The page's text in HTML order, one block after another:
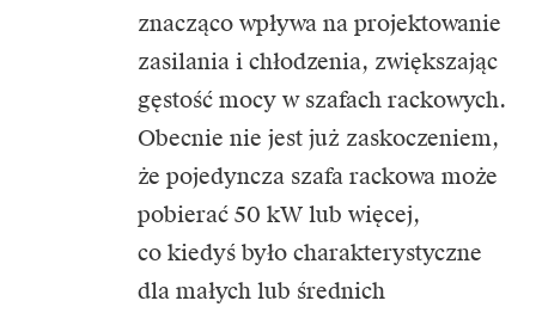
znacząco wpływa na projektowanie
zasilania i chłodzenia, zwiększając
gęstość mocy w szafach rackowych.
Obecnie nie jest już zaskoczeniem,
że pojedyncza szafa rackowa może
pobierać 50 kW lub więcej,
co kiedyś było charakterystyczne
dla małych lub średnich